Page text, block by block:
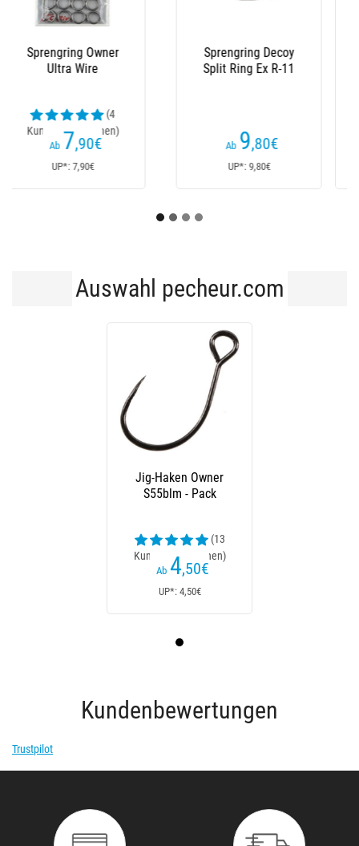
Splitringe Vmc 3562
Heavy Duty Bent Split
Ab 3,50 €
UP*: 4€
Gebrochene Ringe
Decoy Split Ring Mat
Kundenrezensionen)
Ab 7,60
UP*: 7,60€
Auswahl pecheur.com
Jig-Haken Owner
S55blm - Pack
(13
Kundenrezensionen)
Ab 4,50€
UP*: 4,50€
Kundenbewertungen
Trustpilot